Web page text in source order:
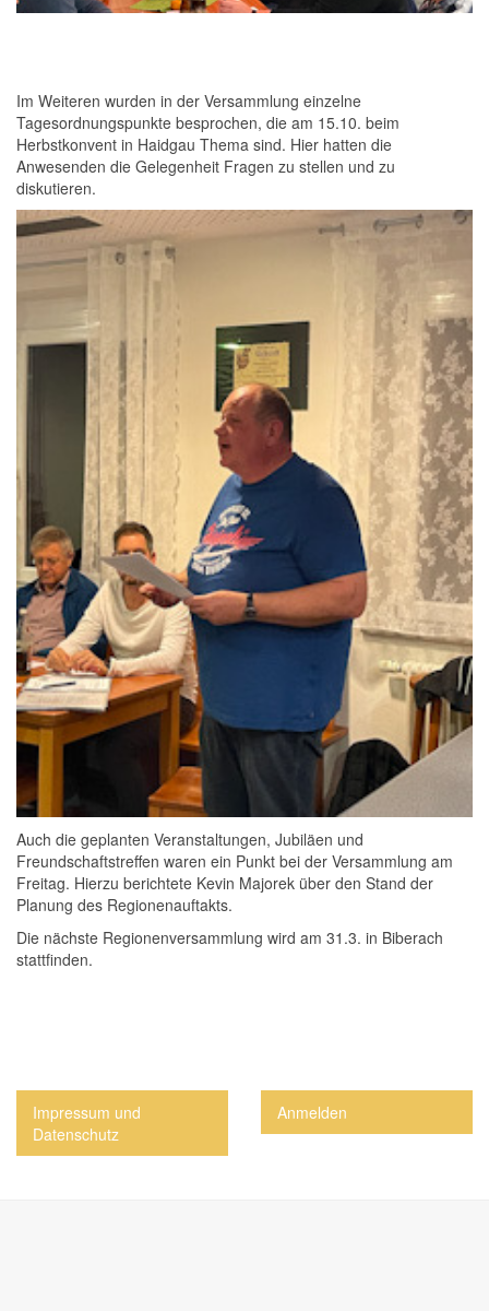
Im Weiteren wurden in der Versammlung einzelne
Tagesordnungspunkte besprochen, die am 15.10. beim
Herbstkonvent in Haidgau Thema sind. Hier hatten die
Anwesenden die Gelegenheit Fragen zu stellen und zu
diskutieren.
Auch die geplanten Veranstaltungen, Jubiläen und
Freundschaftstreffen waren ein Punkt bei der Versammlung am
Freitag. Hierzu berichtete Kevin Majorek über den Stand der
Planung des Regionenauftakts.
Die nächste Regionenversammlung wird am 31.3. in Biberach
stattfinden.
Impressum und
Datenschutz
Anmelden